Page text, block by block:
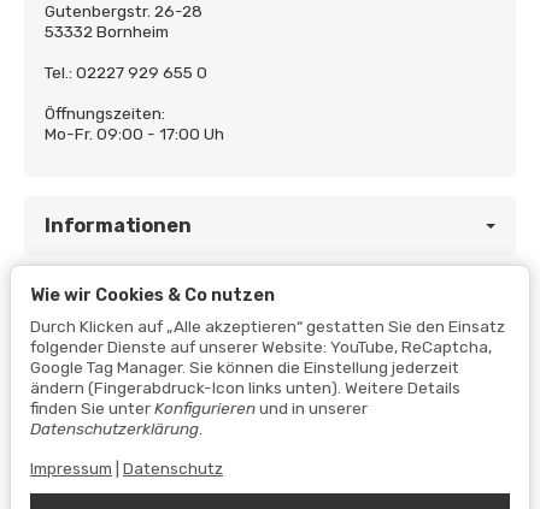
Gutenbergstr. 26-28
53332 Bornheim
Tel.: 02227 929 655 0
Öffnungszeiten:
Mo-Fr. 09:00 - 17:00 Uh
Informationen
Gesetzliche Informationen
Wie wir Cookies & Co nutzen
Durch Klicken auf „Alle akzeptieren“ gestatten Sie den Einsatz
folgender Dienste auf unserer Website: YouTube, ReCaptcha,
Google Tag Manager. Sie können die Einstellung jederzeit
ändern (Fingerabdruck-Icon links unten). Weitere Details
finden Sie unterKonfigurierenund in unserer
Datenschutzerklärung.
Impressum Datenschutz